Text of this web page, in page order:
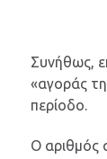
Συνήθως,
«αγοράς
περίοδο.
Ο αριθμός